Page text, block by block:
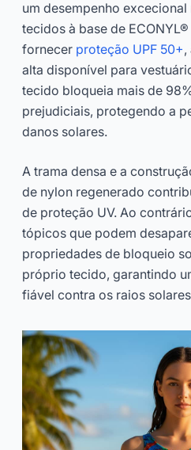
um desempenho excecional
tecidos à base de
fornecer proteção UPF 50+,
alta disponível para
tecido bloqueia mais de
prejudiciais, protegendo a
danos solares.
A trama densa e a
de nylon regenerado
de proteção UV. Ao
tópicos que podem
propriedades de bloqueio
próprio tecido, garantindo
fiável contra os raios